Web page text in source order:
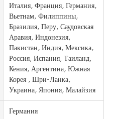
Италия, Франция, Германия,
Вьетнам, Филиппины,
Бразилия, Перу, Саудовская
Аравия, Индонезия,
Пакистан, Индия, Мексика,
Россия, Испания, Таиланд,
Кения, Аргентина, Южная
Корея , Шри-Ланка,
Украина, Япония, Малайзия
Германия